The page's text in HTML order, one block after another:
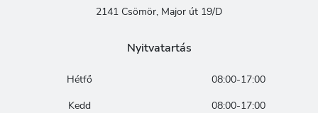
2141 Csömör, Major út 19/D
Nyitvatartás
Hétfő
08:00-17:00
Kedd
08:00-17:00